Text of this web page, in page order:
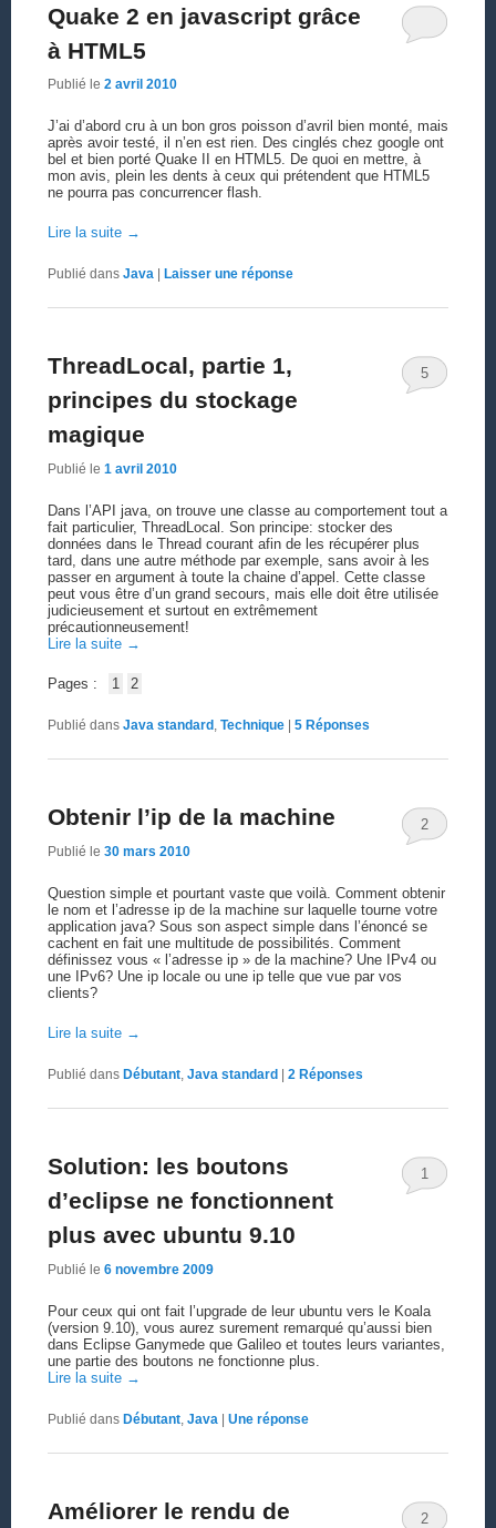
Quake 2 en javascript grâce
à HTML5
Publié le 2 avril 2010
J’ai d’abord cru à un bon gros poisson d’avril bien monté, mais
après avoir testé, il n’en est rien. Des cinglés chez google ont
bel et bien porté Quake II en HTML5. De quoi en mettre, à
mon avis, plein les dents à ceux qui prétendent que HTML5
ne pourra pas concurrencer flash.
Lire la suite →
Publié dans Java Laisser une réponse
ThreadLocal, partie 1,
principes du stockage
magique
Publié le 1 avril 2010
5
Dans l’API java, on trouve une classe au comportement tout a
fait particulier, ThreadLocal. Son principe: stocker des
données dans le Thread courant afin de les récupérer plus
tard, dans une autre méthode par exemple, sans avoir à les
passer en argument à toute la chaine d’appel. Cette classe
peut vous être d’un grand secours, mais elle doit être utilisée
judicieusement et surtout en extrêmement
précautionneusement!
Lire la suite →
Pages : 1 2
Publié dans Java standard , Technique 5Réponses
Obtenir l’ip de la machine
Publié le 30 mars 2010
2
Question simple et pourtant vaste que voilà. Comment obtenir
le nom et l’adresse ip de la machine sur laquelle tourne votre
application java? Sous son aspect simple dans l’énoncé se
cachent en fait une multitude de possibilités. Comment
définissez vous « l’adresse ip » de la machine? Une IPv4 ou
une IPv6? Une ip locale ou une ip telle que vue par vos
clients?
Lire la suite →
Publié dans Débutant, Java standard 2Réponses
Solution: les boutons
d’eclipse ne fonctionnent
plus avec ubuntu 9.10
Publié le 6 novembre 2009
1
Pour ceux qui ont fait l’upgrade de leur ubuntu vers le Koala
(version 9.10), vous aurez surement remarqué qu’aussi bien
dans Eclipse Ganymede que Galileo et toutes leurs variantes,
une partie des boutons ne fonctionne plus.
Lire la suite →
Publié dans Débutant, Java | Uneréponse
Améliorer le rendu de
2